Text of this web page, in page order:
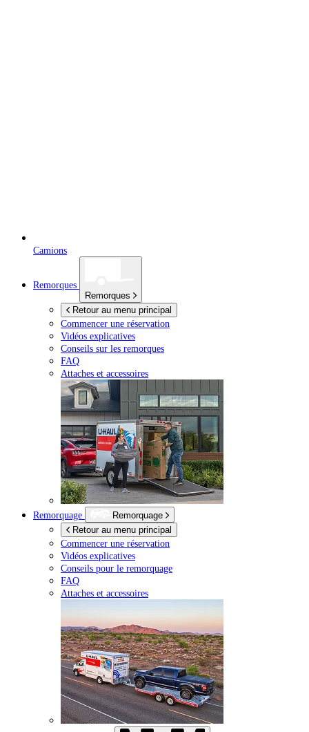
Camions
Remorques
Remorques
Retour au menu principal
Commencer une réservation
Vidéos explicatives
Conseils sur les remorques
FAQ
Attaches et accessoires
Remorquage
Remorquage
Retour au menu principal
Commencer une réservation
Vidéos explicatives
Conseils pour le remorquage
FAQ
Attaches et accessoires